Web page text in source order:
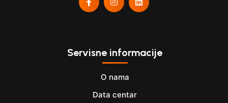
Servisne informacije
O nama
Data centar